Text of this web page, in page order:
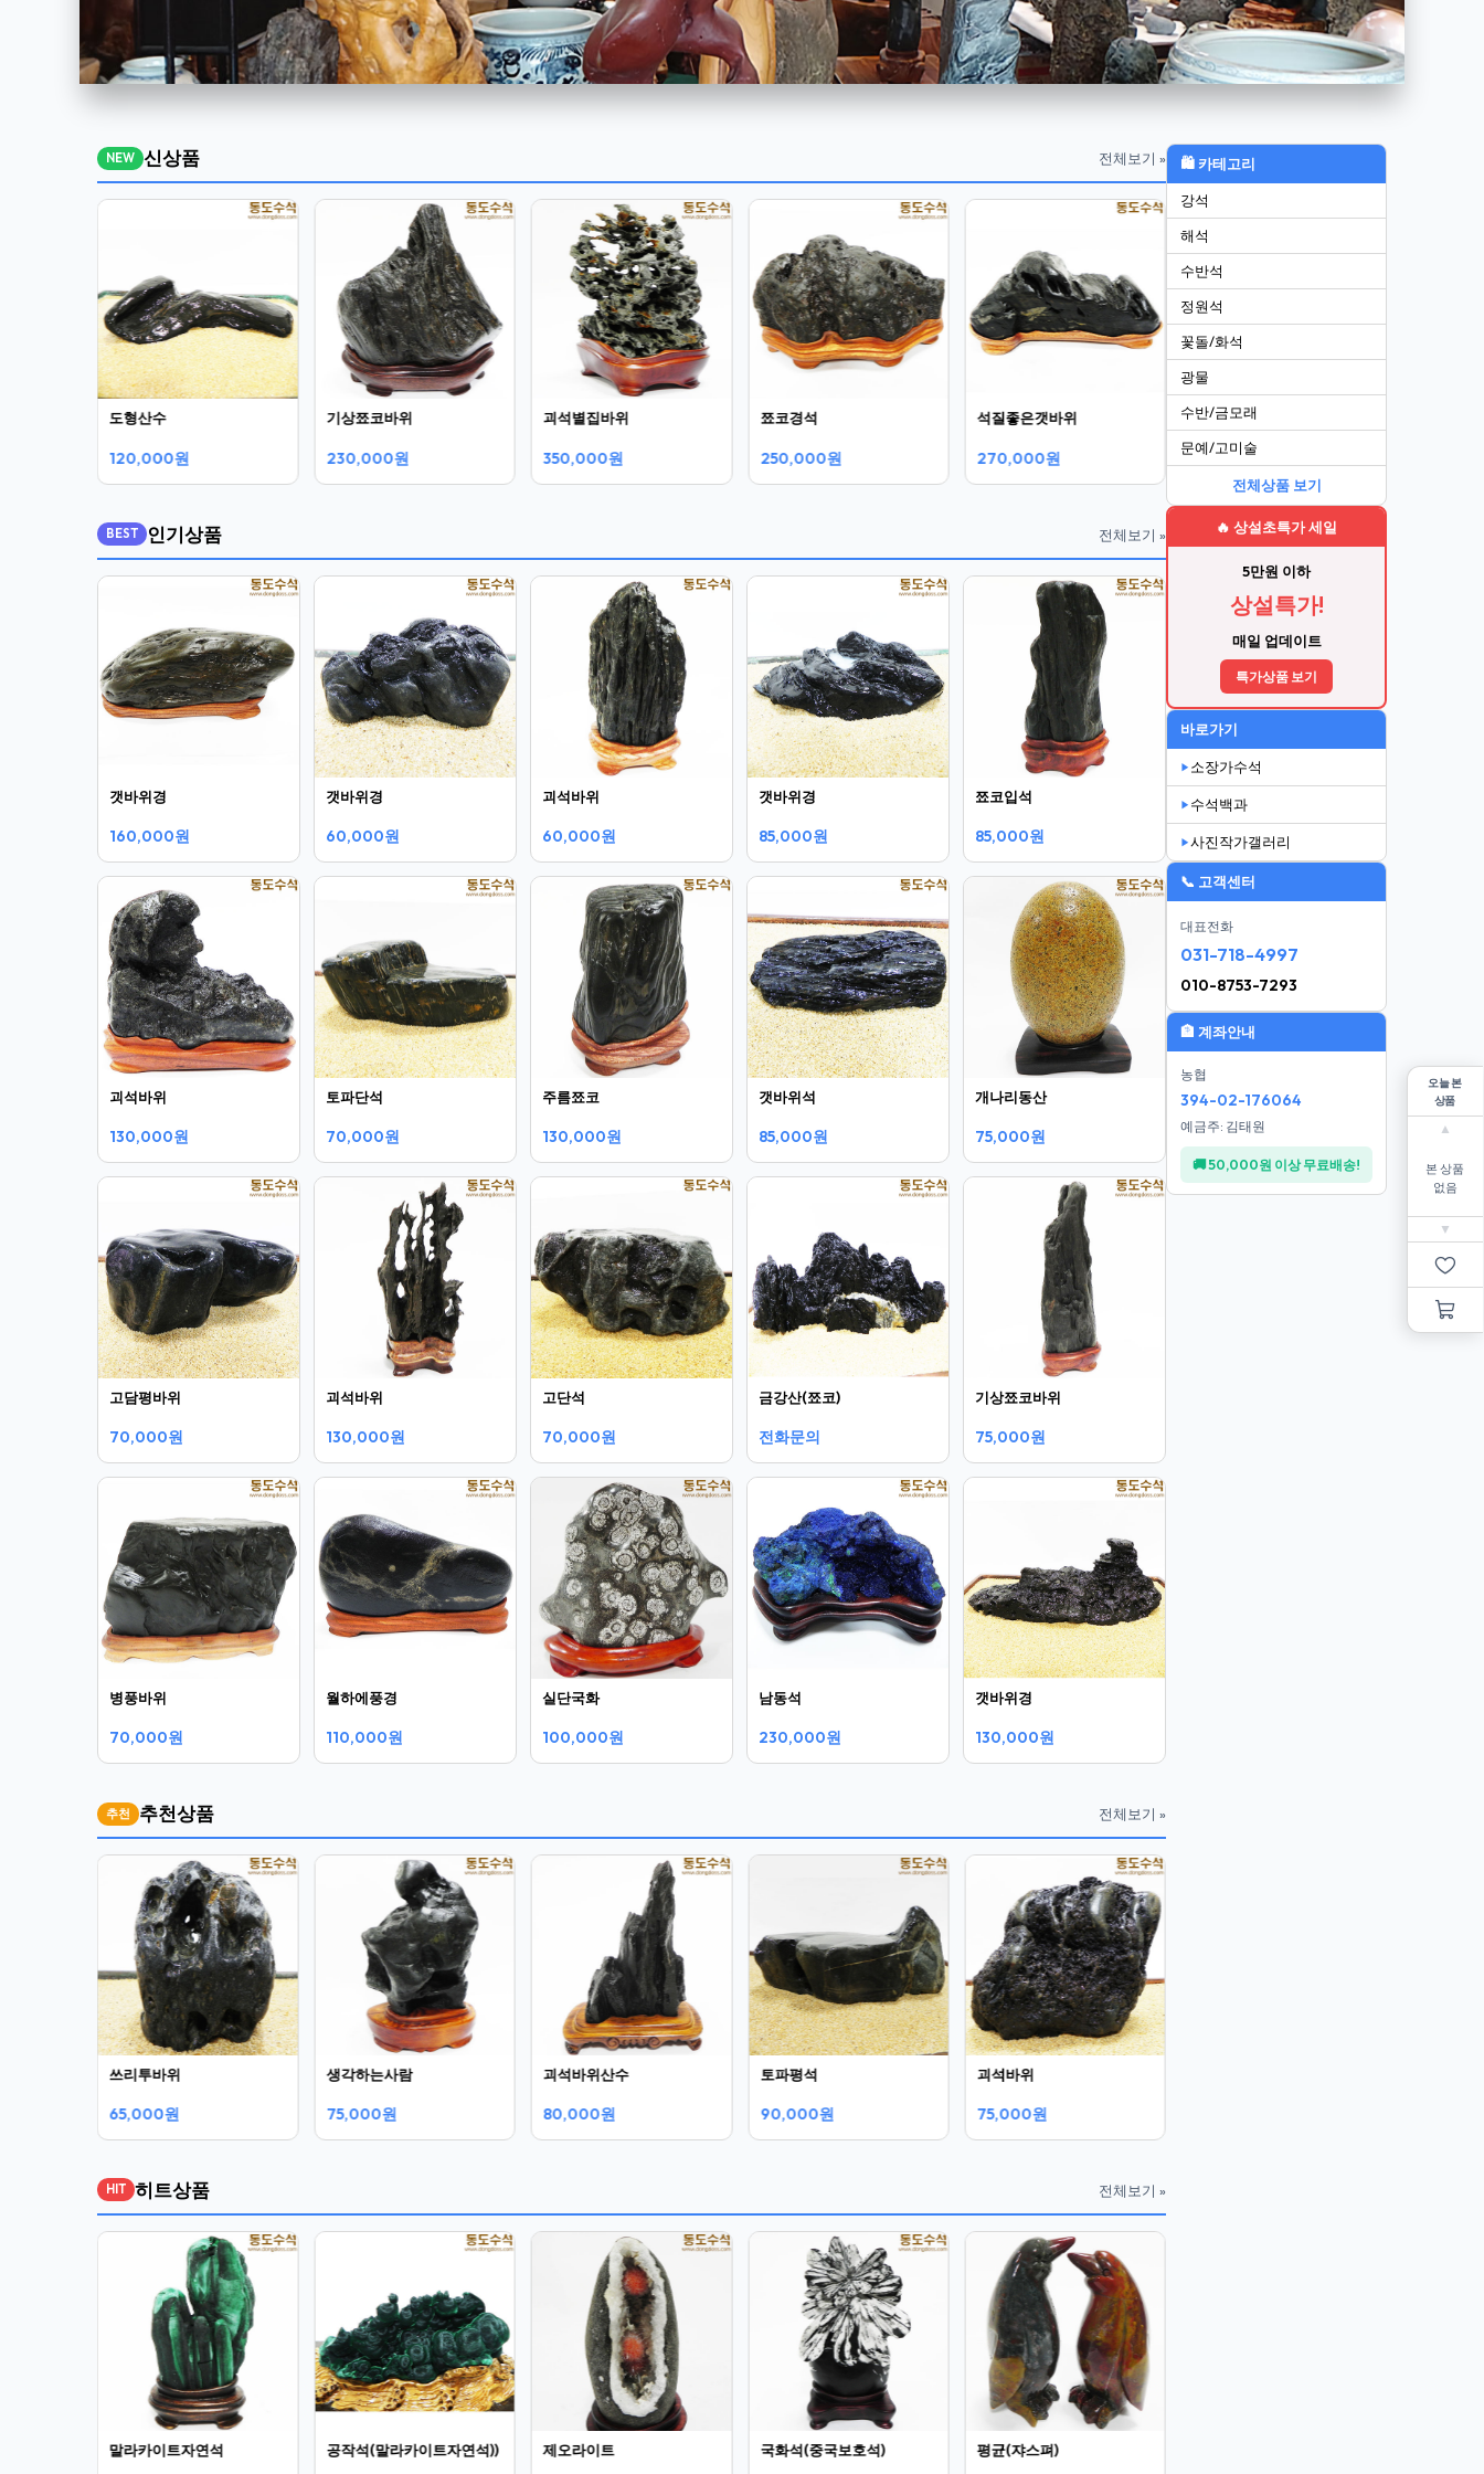
오늘 본
상품
▲
본 상품
없음
▼
NEW 신상품 전체보기 »
도형산수
120,000원
기상쬬코바위
230,000원
괴석별집바위
350,000원
쬬코경석
250,000원
석질좋은갯바위
270,000원
비경쬬코
300,000원
BEST 인기상품 전체보기 »
갯바위경
160,000원
갯바위경
60,000원
괴석바위
60,000원
갯바위경
85,000원
쬬코입석
85,000원
괴석바위
130,000원
토파단석
70,000원
주름쬬코
130,000원
갯바위석
85,000원
개나리동산
75,000원
고담평바위
70,000원
괴석바위
130,000원
고단석
70,000원
금강산(쬬코)
전화문의
기상쬬코바위
75,000원
병풍바위
70,000원
월하에풍경
110,000원
실단국화
100,000원
남동석
230,000원
갯바위경
130,000원
추천 추천상품 전체보기 »
쓰리투바위
65,000원
생각하는사람
75,000원
괴석바위산수
80,000원
토파평석
90,000원
괴석바위
75,000원
HIT 히트상품 전체보기 »
말라카이트자연석 공작석(말라카이트자연석)) 제오라이트 국화석(중국보호석) 평균(쟈스펴)
🛍 카테고리
강석
해석
수반석
정원석
꽃돌/화석
광물
수반/금모래
문예/고미술
전체상품 보기
🔥 상설초특가 세일
5만원 이하
상설특가!
매일 업데이트
특가상품 보기
바로가기
소장가수석
수석백과
사진작가갤러리
📞 고객센터
대표전화
031-718-4997
010-8753-7293
🏦 계좌안내
농협
394-02-176064
예금주: 김태원
🚚 50,000원 이상 무료배송!